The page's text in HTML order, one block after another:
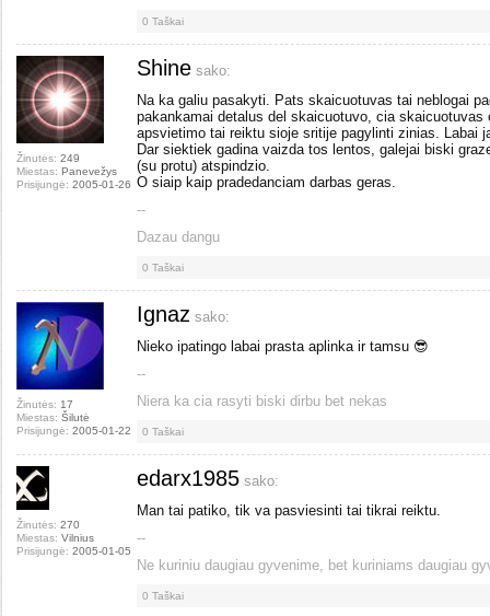
0 Taškai
Žinutės: 249
Miestas: Panevežys
Prisijungė: 2005-01-26
Shine sako:
Na ka galiu pasakyti. Pats skaicuotuvas tai neblogai
pakankamai detalus del skaicuotuvo, cia
apsvietimo tai reiktu sioje sritije pagylinti zinias. Labai
Dar siektiek gadina vaizda tos lentos, galejai biski
(su protu) atspindzio.
O siaip kaip pradedanciam darbas geras.
--
Dazau dangu
0 Taškai
Žinutės: 17
Miestas: Šilutė
Prisijungė: 2005-01-22
Ignaz sako:
Nieko ipatingo labai prasta aplinka ir tamsu 😎
--
Niera ka cia rasyti biski dirbu bet nekas
0 Taškai
Žinutės: 270
Miestas: Vilnius
Prisijungė: 2005-01-05
edarx1985 sako:
Man tai patiko, tik va pasviesinti tai tikrai reiktu.
--
Ne kuriniu daugiau gyvenime, bet kuriniams daugiau
0 Taškai